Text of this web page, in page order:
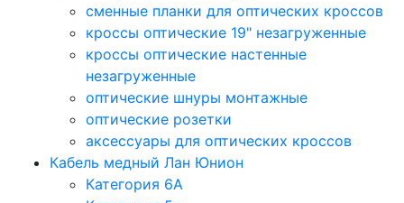
сменные планки для оптических кроссов
кроссы оптические 19" незагруженные
кроссы оптические настенные
незагруженные
оптические шнуры монтажные
оптические розетки
аксессуары для оптических кроссов
Кабель медный Лан Юнион
Категория 6A